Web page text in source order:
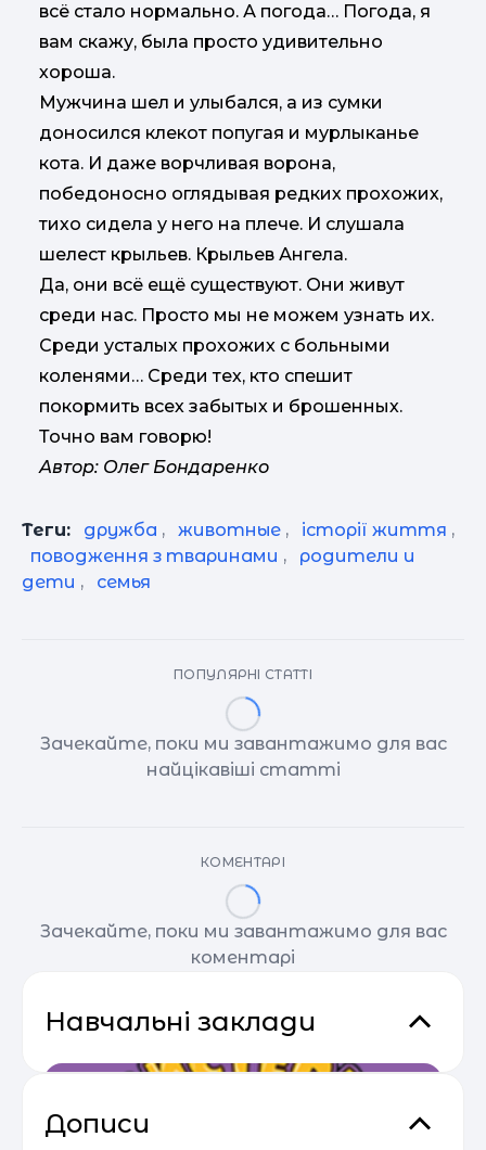
всё стало нормально. А погода… Погода, я
вам скажу, была просто удивительно
хороша.
Мужчина шел и улыбался, а из сумки
доносился клекот попугая и мурлыканье
кота. И даже ворчливая ворона,
победоносно оглядывая редких прохожих,
тихо сидела у него на плече. И слушала
шелест крыльев. Крыльев Ангела.
Да, они всё ещё существуют. Они живут
среди нас. Просто мы не можем узнать их.
Среди усталых прохожих с больными
коленями… Среди тех, кто спешит
покормить всех забытых и брошенных.
Точно вам говорю!
Автор: Олег Бондаренко
Теги: дружба , животные , історії життя ,
поводження з тваринами ,
родители и
дети , семья
ПОПУЛЯРНІ СТАТТІ
Зачекайте, поки ми завантажимо для вас
найцікавіші статті
КОМЕНТАРІ
Зачекайте, поки ми завантажимо для вас
коментарі
Навчальні заклади
Дописи